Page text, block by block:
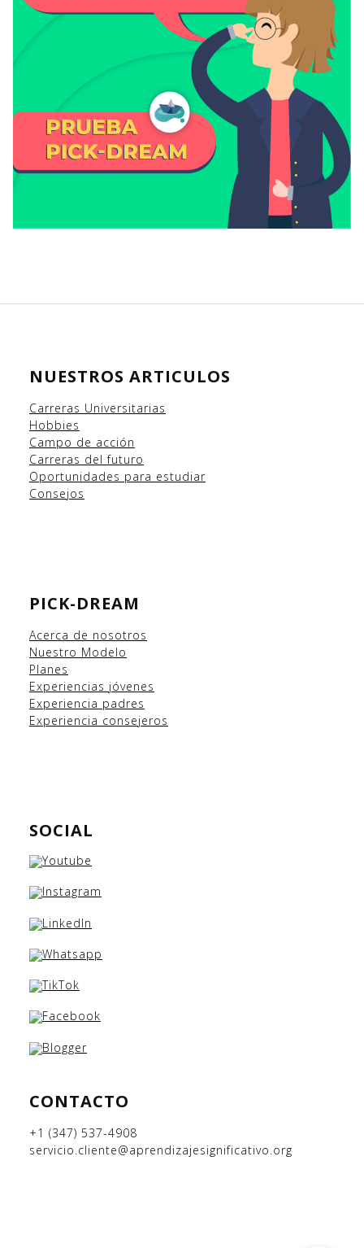
NUESTROS ARTICULOS
Carreras Universitarias
Hobbies
Campo de acción
Carreras del futuro
Oportunidades para estudiar
Consejos
PICK-DREAM
Acerca de nosotros
Nuestro Modelo
Planes
Experiencias jóvenes
Experiencia padres
Experiencia consejeros
SOCIAL
CONTACTO
+1 (347) 537-4908
servicio.cliente@aprendizajesignificativo.org